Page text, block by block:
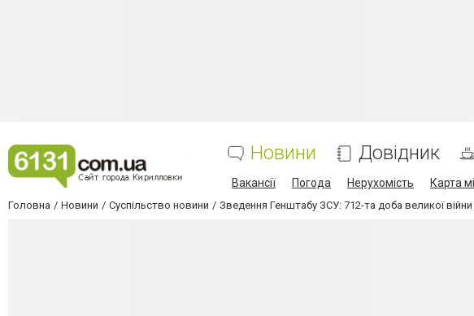
Новини Довідник
Вакансії Погода Нерухомість Карта
Головна Новини Суспільство новини Зведення Генштабу ЗСУ: 712-та доба великої війни